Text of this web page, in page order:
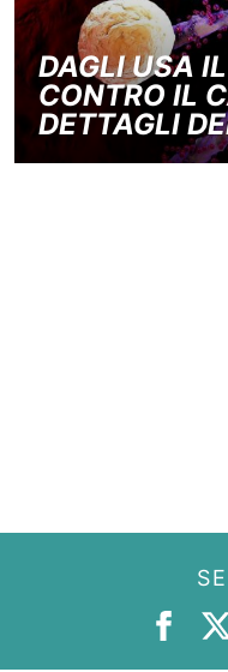
DAGLI USA IL
CONTRO IL
DETTAGLI